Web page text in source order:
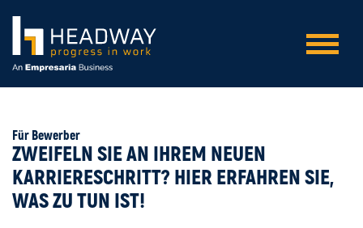
Für Bewerber
ZWEIFELN SIE AN IHREM NEUEN
KARRIERESCHRITT? HIER ERFAHREN SIE,
WAS ZU TUN IST!